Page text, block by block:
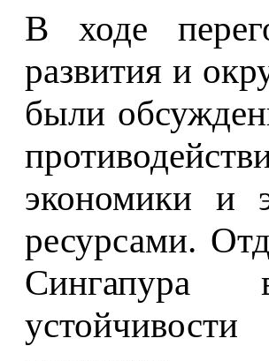
В ходе
развития и
были
экономики и
ресурсами.
Сингапура